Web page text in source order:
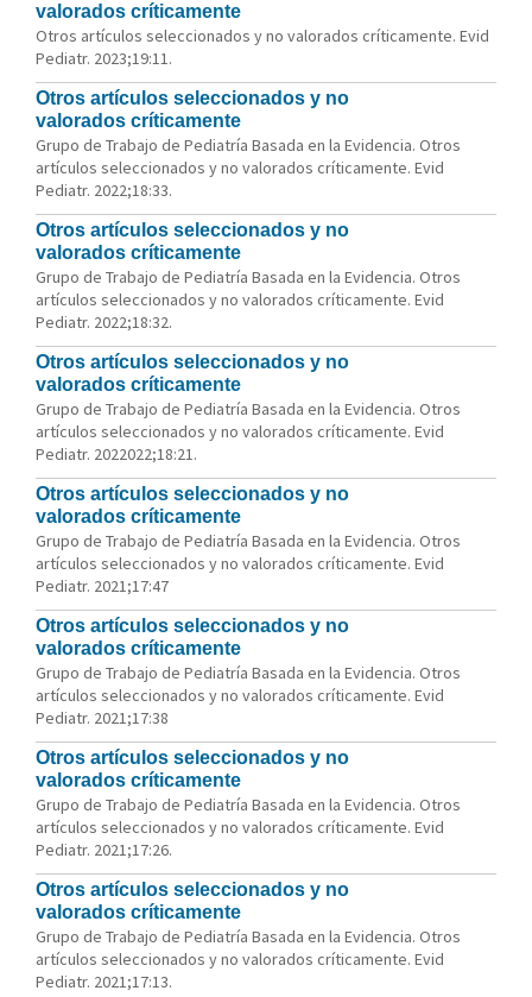
valorados críticamente
Otros artículos seleccionados y no valorados críticamente. Evid
Pediatr. 2023;19:11.
Otros artículos seleccionados y no
valorados críticamente
Grupo de Trabajo de Pediatría Basada en la Evidencia. Otros
artículos seleccionados y no valorados críticamente. Evid
Pediatr. 2022;18:33.
Otros artículos seleccionados y no
valorados críticamente
Grupo de Trabajo de Pediatría Basada en la Evidencia. Otros
artículos seleccionados y no valorados críticamente. Evid
Pediatr. 2022;18:32.
Otros artículos seleccionados y no
valorados críticamente
Grupo de Trabajo de Pediatría Basada en la Evidencia. Otros
artículos seleccionados y no valorados críticamente. Evid
Pediatr. 2022022;18:21.
Otros artículos seleccionados y no
valorados críticamente
Grupo de Trabajo de Pediatría Basada en la Evidencia. Otros
artículos seleccionados y no valorados críticamente. Evid
Pediatr. 2021;17:47
Otros artículos seleccionados y no
valorados críticamente
Grupo de Trabajo de Pediatría Basada en la Evidencia. Otros
artículos seleccionados y no valorados críticamente. Evid
Pediatr. 2021;17:38
Otros artículos seleccionados y no
valorados críticamente
Grupo de Trabajo de Pediatría Basada en la Evidencia. Otros
artículos seleccionados y no valorados críticamente. Evid
Pediatr. 2021;17:26.
Otros artículos seleccionados y no
valorados críticamente
Grupo de Trabajo de Pediatría Basada en la Evidencia. Otros
artículos seleccionados y no valorados críticamente. Evid
Pediatr. 2021;17:13.